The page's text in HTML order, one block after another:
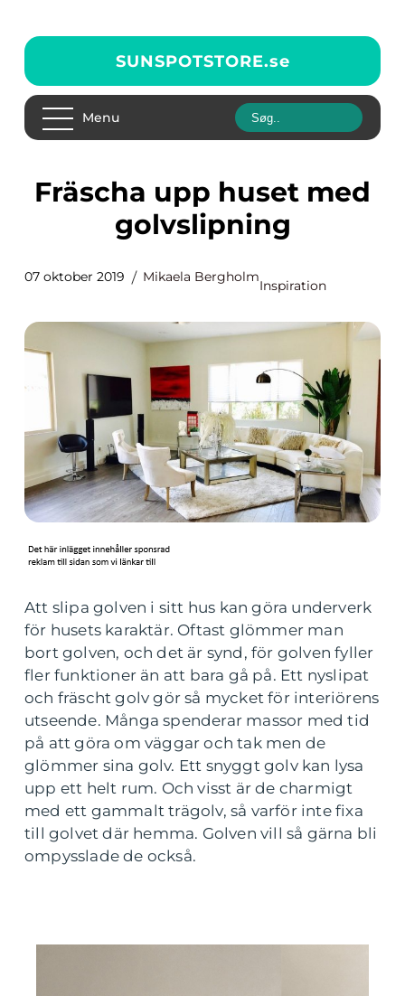
SUNSPOTSTORE.se
Menu
Fräscha upp huset med
golvslipning
07 oktober 2019 Mikaela Bergholm
Inspiration
Att slipa golven i sitt hus kan göra underverk
för husets karaktär. Oftast glömmer man
bort golven, och det är synd, för golven fyller
fler funktioner än att bara gå på. Ett nyslipat
och fräscht golv gör så mycket för interiörens
utseende. Många spenderar massor med tid
på att göra om väggar och tak men de
glömmer sina golv. Ett snyggt golv kan lysa
upp ett helt rum. Och visst är de charmigt
med ett gammalt trägolv, så varför inte fixa
till golvet där hemma. Golven vill så gärna bli
ompysslade de också.